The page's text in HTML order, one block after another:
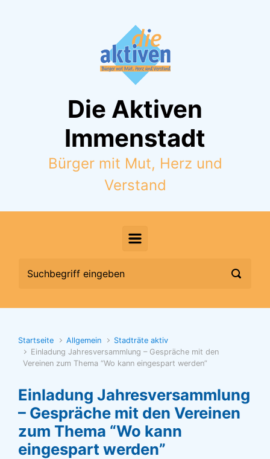
Die Aktiven
Immenstadt
Bürger mit Mut, Herz und
Verstand
Startseite Allgemein
Stadträte aktiv
Einladung Jahresversammlung – Gespräche mit den
Vereinen zum Thema “Wo kann eingespart werden”
Einladung Jahresversammlung
– Gespräche mit den Vereinen
zum Thema “Wo kann
eingespart werden”